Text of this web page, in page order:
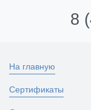
8
На главную
Сертификаты